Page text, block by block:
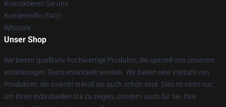
Kontaktieren Sie uns
Kundenhilfe (FAQ)
Whosale
Unser Shop
Wir bieten qualitativ hochwertige Produkte, die speziell von unserem
erstklassigen Team entwickelt werden. Wir bieten eine Vielzahl von
Produkten, die sowohl stilvoll als auch schön sind. Dies ist nicht nur,
um Ihren individuellen Stil zu zeigen, sondern auch für Sie, Ihre